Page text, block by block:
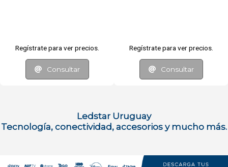
Regístrate para ver precios.
Consultar
Regístrate para ver precios.
Consultar
Ledstar Uruguay
Tecnología, conectividad, accesorios y mucho más.